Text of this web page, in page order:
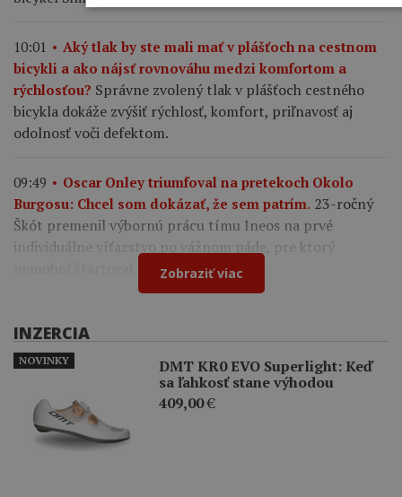
10:01
Aký tlak by ste mali mať v plášťoch na cestnom
bicykli a ako nájsť rovnováhu medzi komfortom a
rýchlosťou? Správne zvolený tlak v plášťoch cestného
bicykla dokáže zvýšiť rýchlosť, komfort, priľnavosť aj
odolnosť voči defektom.
09:49
Oscar Onley triumfoval na pretekoch Okolo
Burgosu: Chcel som dokázať, že sem patrím. 23-ročný
Škót premenil výbornú prácu tímu Ineos na prvé
individuálne víťazstvo po vážnom páde, pre ktorý
nemohol štartovať na Tour de France.
Zobraziť viac
INZERCIA
DMT KR0 EVO Superlight: Keď
sa ľahkosť stane výhodou
409,00€
NOVINKY